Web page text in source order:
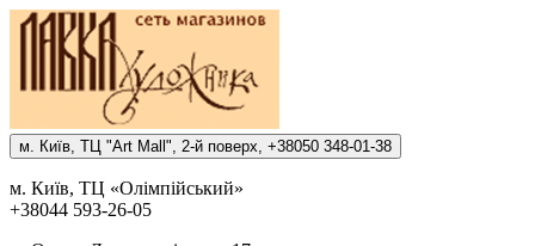
м. Киïв, ТЦ "Art Mall", 2-й поверх, +38050 348-01-38
м. Киïв, ТЦ «Олiмпiйський»
+38044 593-26-05